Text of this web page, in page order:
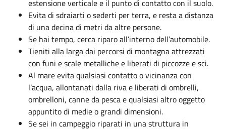
estensione verticale e il punto di contatto con il suolo.
Evita di sdraiarti o sederti per terra, e resta a distanza
di una decina di metri da altre persone.
Se hai tempo, cerca riparo all’interno dell’automobile.
Tieniti alla larga dai percorsi di montagna attrezzati
con funi e scale metalliche e liberati di piccozze e sci.
Al mare evita qualsiasi contatto o vicinanza con
l’acqua, allontanati dalla riva e liberati di ombrelli,
ombrelloni, canne da pesca e qualsiasi altro oggetto
appuntito di medie o grandi dimensioni.
Se sei in campeggio riparati in una struttura in